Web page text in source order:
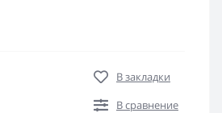
В закладки
В сравнение